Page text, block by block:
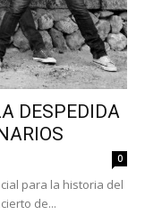
DESPEDIDA
0
para la historia del
de...